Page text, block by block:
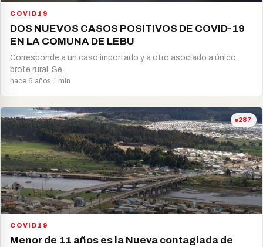
COVID19
DOS NUEVOS CASOS POSITIVOS DE COVID-19
EN LA COMUNA DE LEBU
Corresponde a un caso importado y a otro asociado a único
brote rural. Se…
hace 6 años·1 min
287
COVID19
Menor de 11 años es la Nueva contagiada de